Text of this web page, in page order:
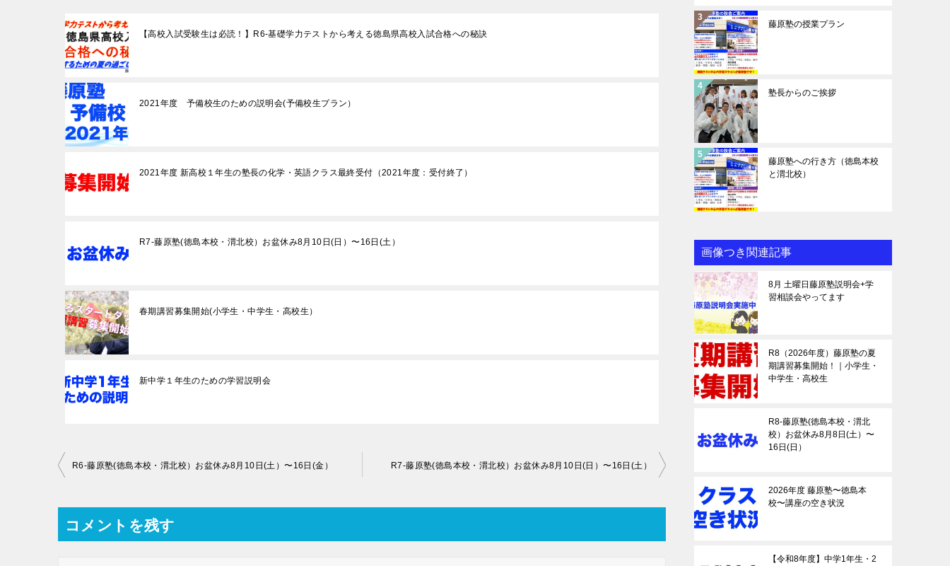
【高校入試受験生は必読！】R6-基礎学力テストから考える徳島県高校入試合格への秘訣
2021年度 予備校生のための説明会(予備校生プラン）
2021年度 新高校１年生の塾長の化学・英語クラス最終受付（2021年度：受付終了）
R7-藤原塾(徳島本校・渭北校）お盆休み8月10日(日）〜16日(土）
春期講習募集開始(小学生・中学生・高校生）
新中学１年生のための学習説明会
投
ナ
ビ
R6-藤原塾(徳島本校・渭北校）お盆休み8月10日(土）〜16日(金） R7-藤原塾(徳島本校・渭北校）お盆休み8月10日(日）〜16日(土）
コメントを残す
藤原塾の授業プラン
塾長からのご挨拶
藤原塾への行き方（徳島本校
と渭北校）
画像つき関連記事
8月 土曜日藤原塾説明会+学
習相談会やってます
R8（2026年度）藤原塾の夏
期講習募集開始！｜小学生・
中学生・高校生
R8-藤原塾(徳島本校・渭北
校）お盆休み8月8日(土）〜
16日(日）
2026年度 藤原塾〜徳島本
校〜講座の空き状況
【令和8年度】中学1年生・2